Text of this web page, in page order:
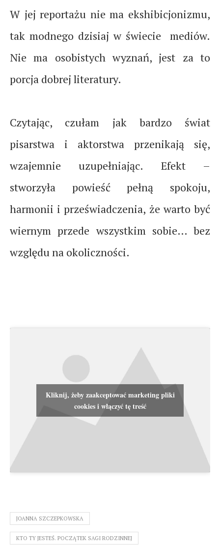
W jej reportażu nie ma ekshibicjonizmu,
tak modnego dzisiaj w świecie mediów.
Nie ma osobistych wyznań, jest za to
porcja dobrej literatury.
Czytając, czułam jak bardzo świat
pisarstwa i aktorstwa przenikają się,
wzajemnie uzupełniając. Efekt –
stworzyła powieść pełną spokoju,
harmonii i przeświadczenia, że warto być
wiernym przede wszystkim sobie… bez
względu na okoliczności.
Kliknij, żeby zaakceptować marketing pliki
cookies i włączyć tę treść
JOANNA SZCZEPKOWSKA
KTO TY JESTEŚ. POCZĄTEK SAGI RODZINNEJ